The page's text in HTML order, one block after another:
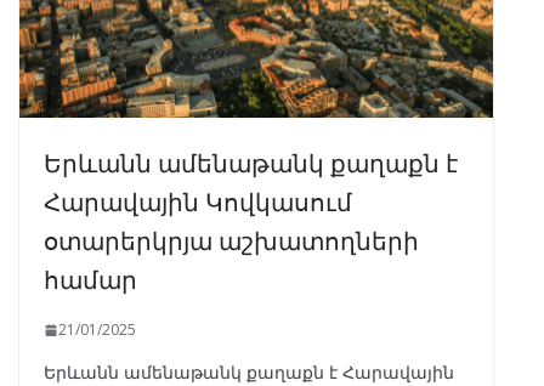
Երևանն ամենաթանկ քաղաքն է
Հարավային Կովկասում
օտարերկրյա աշխատողների
համար
21/01/2025
Երևանն ամենաթանկ քաղաքն է Հարավային